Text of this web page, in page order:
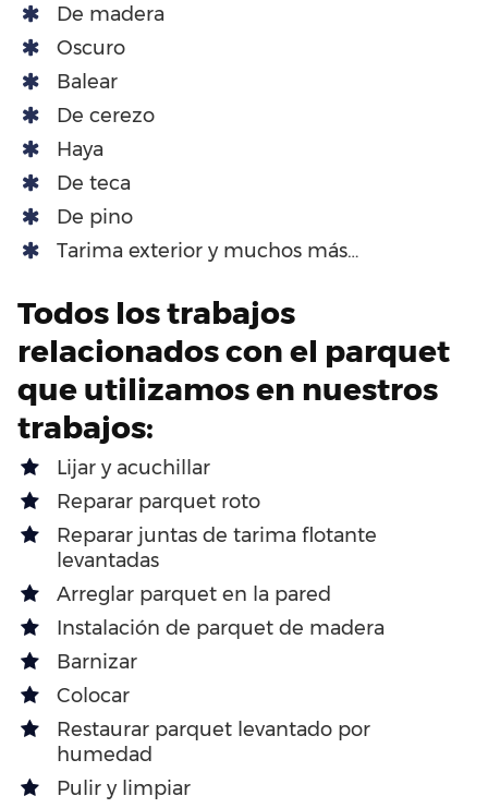
De madera
Oscuro
Balear
De cerezo
Haya
De teca
De pino
Tarima exterior y muchos más…
Todos los trabajos
relacionados con el parquet
que utilizamos en nuestros
trabajos:
Lijar y acuchillar
Reparar parquet roto
Reparar juntas de tarima flotante
levantadas
Arreglar parquet en la pared
Instalación de parquet de madera
Barnizar
Colocar
Restaurar parquet levantado por
humedad
Pulir y limpiar